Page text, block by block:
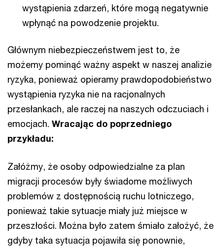
wystąpienia zdarzeń, które mogą negatywnie
wpłynąć na powodzenie projektu.
Głównym niebezpieczeństwem jest to, że
możemy pominąć ważny aspekt w naszej analizie
ryzyka, ponieważ opieramy prawdopodobieństwo
wystąpienia ryzyka nie na racjonalnych
przesłankach, ale raczej na naszych odczuciach i
emocjach. Wracając do poprzedniego
przykładu:
Załóżmy, że osoby odpowiedzialne za plan
migracji procesów były świadome możliwych
problemów z dostępnością ruchu lotniczego,
ponieważ takie sytuacje miały już miejsce w
przeszłości. Można było zatem śmiało założyć, że
gdyby taka sytuacja pojawiła się ponownie,